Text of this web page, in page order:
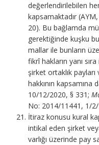
değerlendirilebilen her
kapsamaktadır
20). Bu bağlamda
gerektiğinde kuşku
mallar ile bunların
fikrî hakların yanı
şirket ortaklık
hakkının
10/12/2020, § 331;
No: 2014/11441, 1/
İtiraz konusu kural
intikal eden şirket
varlığı üzerinde pay